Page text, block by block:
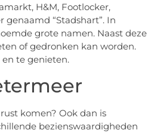
H&M, Footlocker,
“Stadshart”. In
grote namen. Naast deze
of gedronken kan worden.
te genieten.
komen? Ook dan is
bezienswaardigheden